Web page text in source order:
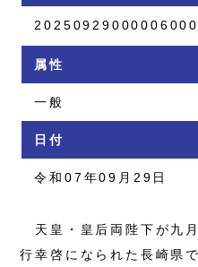
属性
一般
日付
令和07年09月29日
天皇・皇后両陛下が九
行幸啓になられた長崎県